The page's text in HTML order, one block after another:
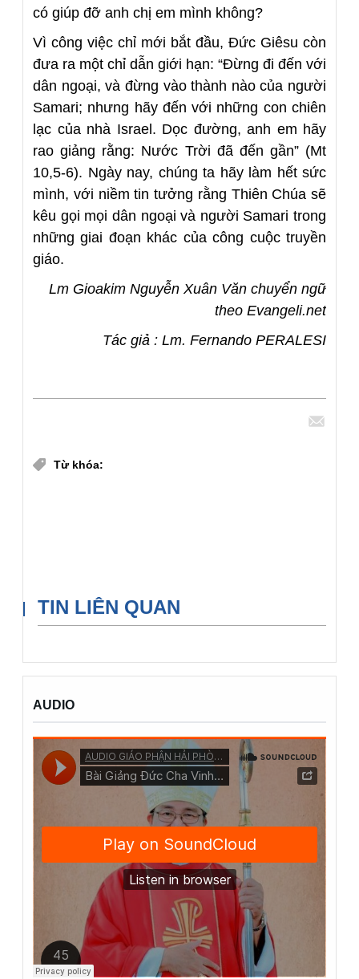
có giúp đỡ anh chị em mình không?
Vì công việc chỉ mới bắt đầu, Đức Giêsu còn
đưa ra một chỉ dẫn giới hạn: “Đừng đi đến với
dân ngoại, và đừng vào thành nào của người
Samari; nhưng hãy đến với những con chiên
lạc của nhà Israel. Dọc đường, anh em hãy
rao giảng rằng: Nước Trời đã đến gần” (Mt
10,5-6). Ngày nay, chúng ta hãy làm hết sức
mình, với niềm tin tưởng rằng Thiên Chúa sẽ
kêu gọi mọi dân ngoại và người Samari trong
những giai đoạn khác của công cuộc truyền
giáo.
Lm Gioakim Nguyễn Xuân Văn chuyển ngữ
theo Evangeli.net
Tác giả : Lm. Fernando PERALESI
Từ khóa:
TIN LIÊN QUAN
AUDIO